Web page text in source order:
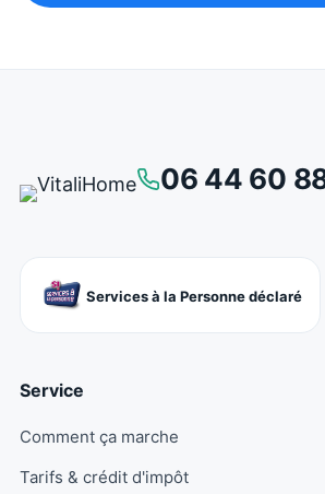
06 44 60
Services à la Personne déclaré
Service
Comment ça marche
Tarifs & crédit d'impôt